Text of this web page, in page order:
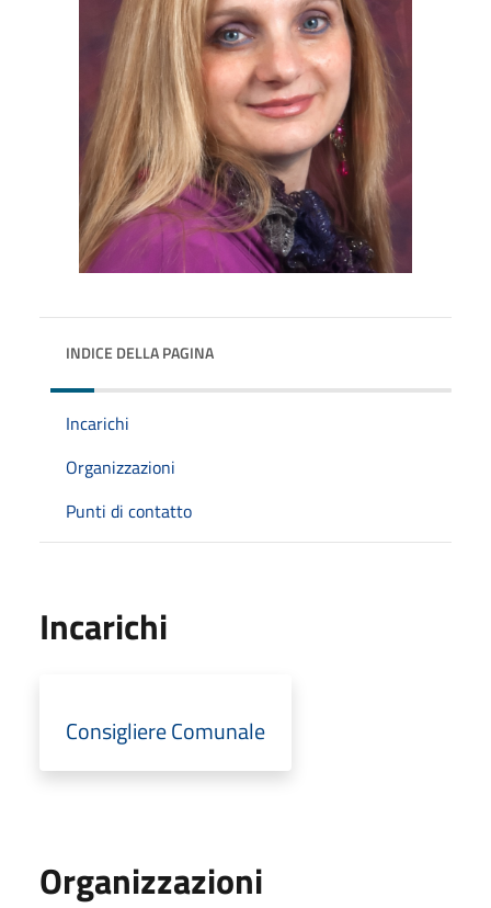
INDICE DELLA PAGINA
Incarichi
Organizzazioni
Punti di contatto
Incarichi
Consigliere Comunale
Organizzazioni